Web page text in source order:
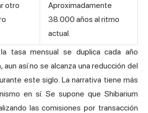
otro
Aproximadamente
38.000 años al ritmo
actual.
tasa mensual se duplica cada año
aun así no se alcanza una reducción del
este siglo. La narrativa tiene más
en sí. Se supone que Shibarium
las comisiones por transacción